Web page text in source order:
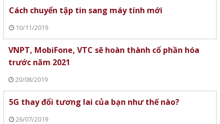
Cách chuyển tập tin sang máy tính mới
10/11/2019
VNPT, MobiFone, VTC sẽ hoàn thành cổ phần hóa
trước năm 2021
20/08/2019
5G thay đổi tương lai của bạn như thế nào?
26/07/2019